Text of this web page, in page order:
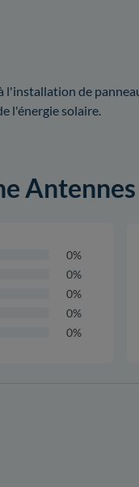
l'installation de
l'énergie solaire.
Antennes
0%
0%
0%
0%
0%